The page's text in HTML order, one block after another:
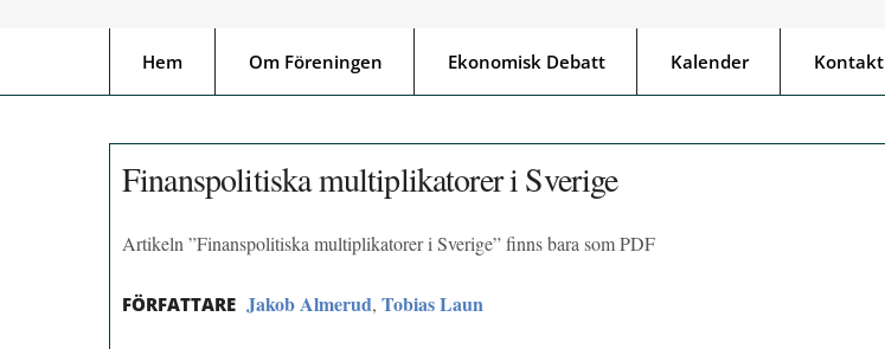
Hem Om Föreningen Ekonomisk Debatt Kalender Kontakt
Finanspolitiska multiplikatorer i Sverige
Artikeln ”Finanspolitiska multiplikatorer i Sverige” finns bara som PDF
FÖRFATTARE Jakob Almerud, Tobias Laun